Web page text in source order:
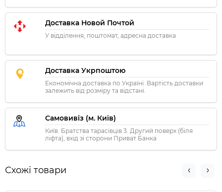
Доставка Новой Почтой
У відділення, поштомат, адресна доставка
Доставка Укрпоштою
Економічна доставка по Україні. Вартість доставки
залежить від розміру та відстані.
Самовивіз (м. Київ)
Київ. Братства тарасівців 3. Другий поверх (біля
ліфта), вхід зі сторони Приват Банка
Схожі товари